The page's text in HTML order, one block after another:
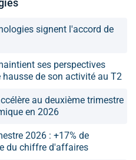
signent l'accord de
ses perspectives
de son activité au T2
au deuxième trimestre
en 2026
2026 : +17% de
du chiffre d'affaires